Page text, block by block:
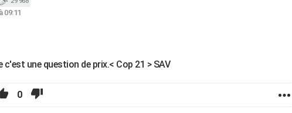
09:11
une question de prix.< Cop 21 > SAV
0